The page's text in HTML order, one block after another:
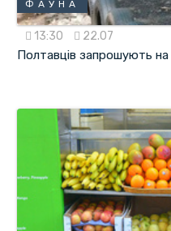
ФАУНА
13:30 22.07
Полтавців запрошують